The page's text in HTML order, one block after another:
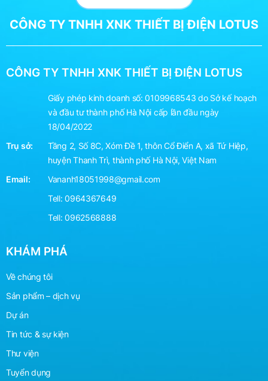
CÔNG TY TNHH XNK THIẾT BỊ ĐIỆN LOTUS
CÔNG TY TNHH XNK THIẾT BỊ ĐIỆN LOTUS
Giấy phép kinh doanh số: 0109968543 do Sở kế hoạch
và đầu tư thành phố Hà Nội cấp lần đầu ngày
18/04/2022
Trụ sở:
Tầng 2, Số 8C, Xóm Đề 1, thôn Cổ Điển A, xã Tứ Hiệp,
huyện Thanh Trì, thành phố Hà Nội, Việt Nam
Email:
Vananh18051998@gmail.com
Tell:0964367649
Tell:0962568888
KHÁM PHÁ
Về chúng tôi
Sản phẩm – dịch vụ
Dự án
Tin tức & sự kiện
Thư viện
Tuyển dụng